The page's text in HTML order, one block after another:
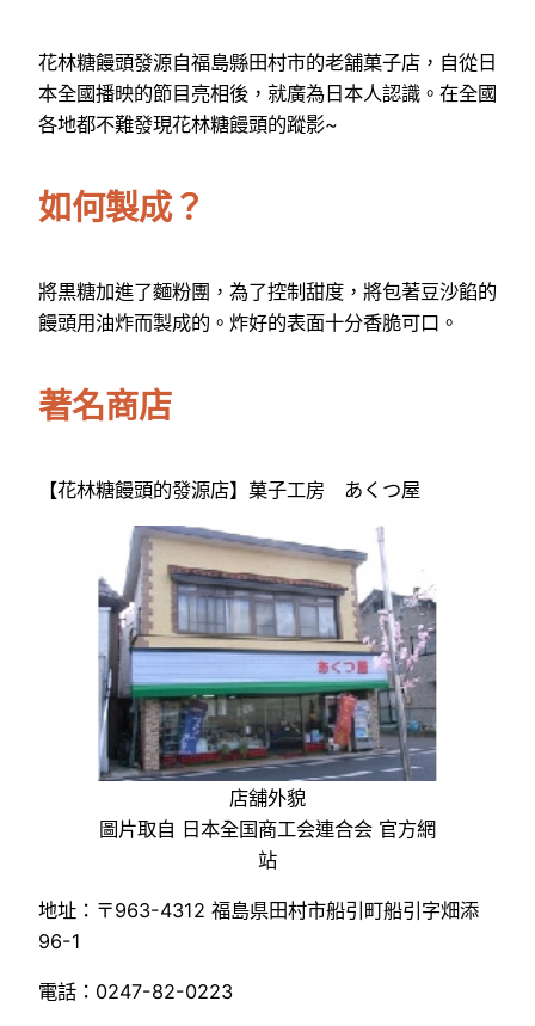
花林糖饅頭發源自福島縣田村市的老舗菓子店，自從日
本全國播映的節目亮相後，就廣為日本人認識。在全國
各地都不難發現花林糖饅頭的蹤影~
如何製成？
將黒糖加進了麵粉團，為了控制甜度，將包著豆沙餡的
饅頭用油炸而製成的。炸好的表面十分香脆可口。
著名商店
【花林糖饅頭的發源店】菓子工房 あくつ屋
店舖外貌
圖片取自 日本全国商工会連合会 官方網
站
地址：〒963-4312 福島県田村市船引町船引字畑添
96-1
電話：0247-82-0223